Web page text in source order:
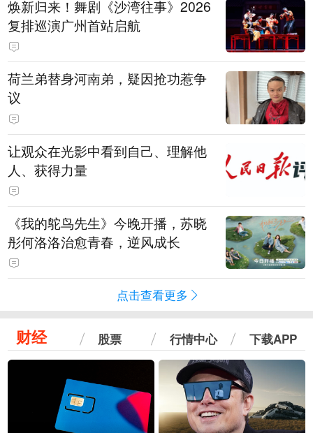
焕新归来！舞剧《沙湾往事》2026
复排巡演广州首站启航
荷兰弟替身河南弟，疑因抢功惹争
议
让观众在光影中看到自己、理解他
人、获得力量
《我的鸵鸟先生》今晚开播，苏晓
彤何洛洛治愈青春，逆风成长
点击查看更多
财经 股票 行情中心 下载APP